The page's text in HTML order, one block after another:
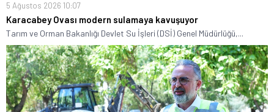
5 Ağustos 2026 10:07
Karacabey Ovası modern sulamaya kavuşuyor
Tarım ve Orman Bakanlığı Devlet Su İşleri (DSİ) Genel Müdürlüğü,...